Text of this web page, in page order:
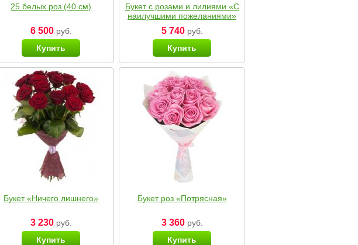
25 белых роз (40 см)
6 500руб.
Купить
Букет с розами и лилиями «С
наилучшими пожеланиями»
5 740руб.
Купить
Букет «Ничего лишнего»
3 230руб.
Купить
Букет роз «Потрясная»
3 360руб.
Купить